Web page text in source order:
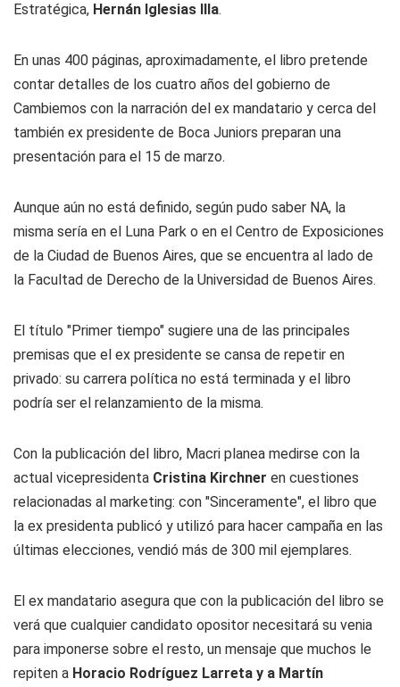
Estratégica, Hernán Iglesias Illa.
En unas 400 páginas, aproximadamente, el libro pretende
contar detalles de los cuatro años del gobierno de
Cambiemos con la narración del ex mandatario y cerca del
también ex presidente de Boca Juniors preparan una
presentación para el 15 de marzo.
Aunque aún no está definido, según pudo saber NA, la
misma sería en el Luna Park o en el Centro de Exposiciones
de la Ciudad de Buenos Aires, que se encuentra al lado de
la Facultad de Derecho de la Universidad de Buenos Aires.
El título "Primer tiempo" sugiere una de las principales
premisas que el ex presidente se cansa de repetir en
privado: su carrera política no está terminada y el libro
podría ser el relanzamiento de la misma.
Con la publicación del libro, Macri planea medirse con la
actual vicepresidenta Cristina Kirchner en cuestiones
relacionadas al marketing: con "Sinceramente", el libro que
la ex presidenta publicó y utilizó para hacer campaña en las
últimas elecciones, vendió más de 300 mil ejemplares.
El ex mandatario asegura que con la publicación del libro se
verá que cualquier candidato opositor necesitará su venia
para imponerse sobre el resto, un mensaje que muchos le
repiten a Horacio Rodríguez Larreta y a Martín